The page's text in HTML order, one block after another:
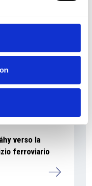
verso la
ferroviario